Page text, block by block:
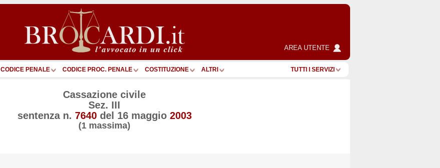
AREA UTENTE
CODICE PENALE CODICE PROC. PENALE COSTITUZIONE ALTRI TUTTI I SERVIZI
Cassazione civile
Sez. III
sentenza n. 7640 del 16 maggio 2003
(1 massima)